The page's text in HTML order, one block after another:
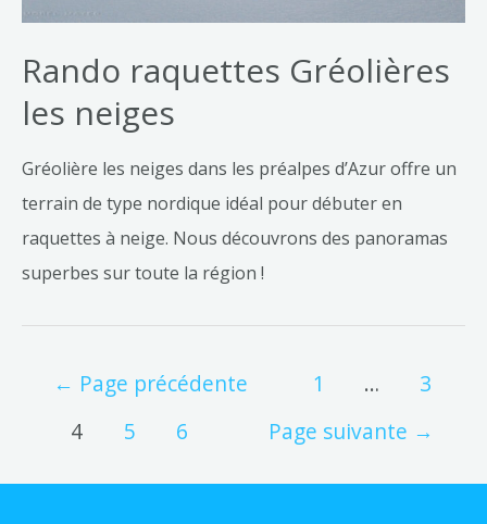
Rando raquettes Gréolières
les neiges
Gréolière les neiges dans les préalpes d’Azur offre un
terrain de type nordique idéal pour débuter en
raquettes à neige. Nous découvrons des panoramas
superbes sur toute la région !
← Page précédente 1 …
3
4
5 6 Page suivante →